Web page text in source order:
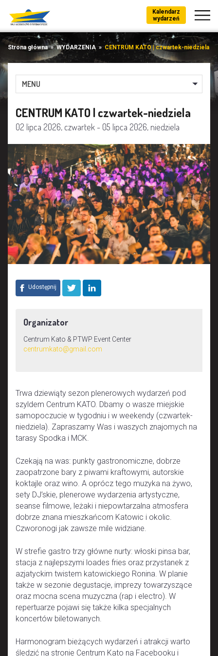
Kalendarz
wydarzeń
Strona główna»WYDARZENIA » CENTRUM KATO | czwartek-niedziela
MENU
CENTRUM KATO | czwartek-niedziela
02 lipca 2026, czwartek - 05 lipca 2026, niedziela
Udostępnij
Organizator
Centrum Kato & PTWP Event Center
centrumkato@gmail.com
Trwa dziewiąty sezon plenerowych wydarzeń pod
szyldem Centrum KATO. Dbamy o wasze miejskie
samopoczucie w tygodniu i w weekendy (czwartek-
niedziela). Zapraszamy Was i waszych znajomych na
tarasy Spodka i MCK.
Czekają na was: punkty gastronomiczne, dobrze
zaopatrzone bary z piwami kraftowymi, autorskie
koktajle oraz wino. A oprócz tego muzyka na żywo,
sety DJ’skie, plenerowe wydarzenia artystyczne,
seanse filmowe, leżaki i niepowtarzalna atmosfera
dobrze znana mieszkańcom Katowic i okolic.
Czworonogi jak zawsze mile widziane.
W strefie gastro trzy główne nurty: włoski pinsa bar,
stacja z najlepszymi loades fries oraz przystanek z
azjatyckim twistem katowickiego Ronina. W planie
także w sezonie degustacje, imprezy towarzyszące
oraz mocna scena muzyczna (rap i electro). W
repertuarze pojawi się także kilka specjalnych
koncertów biletowanych.
Harmonogram bieżących wydarzeń i atrakcji warto
śledzić na stronie Centrum Kato na Facebooku i